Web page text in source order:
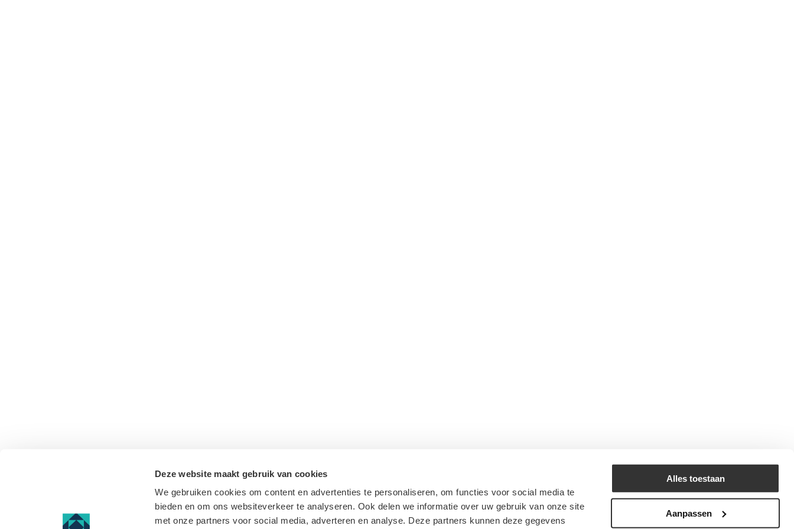
Deze website maakt gebruik van cookies
We gebruiken cookies om content en advertenties te personaliseren, om functies voor social media te
bieden en om ons websiteverkeer te analyseren. Ook delen we informatie over uw gebruik van onze site
met onze partners voor social media, adverteren en analyse. Deze partners kunnen deze gegevens
Alles toestaan
Aanpassen